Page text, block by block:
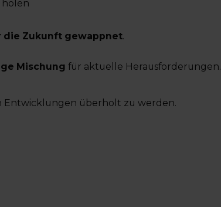
holen
die Zukunft gewappnet.
Mischung für aktuelle Herausforderungen.
Entwicklungen überholt zu werden.